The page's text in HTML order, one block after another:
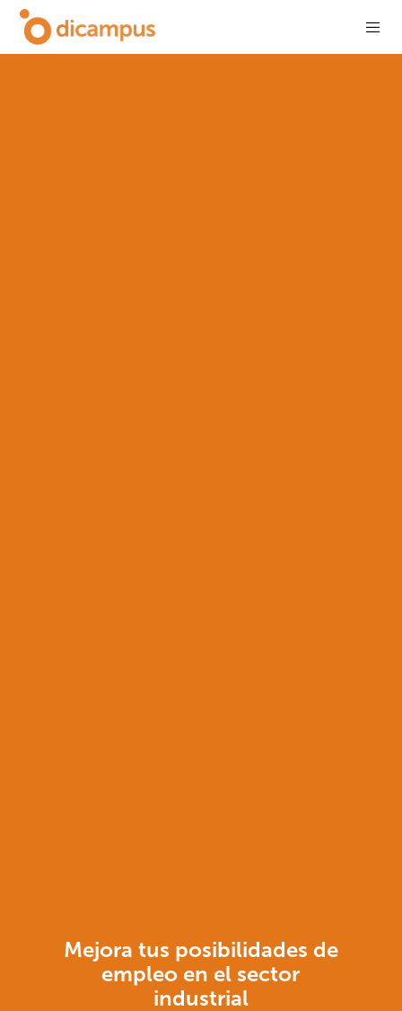
Mejora tus posibilidades de
empleo en el sector
industrial